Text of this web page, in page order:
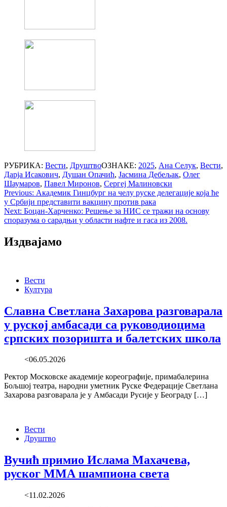
РУБРИКА: Вести, ДруштвоОЗНАКЕ: 2025, Ана Селук, Вести,
Дарја Исакович, Душан Опачић, Јасмина Дебељак, Олег
Шаумаров, Павел Миронов, Сергеј Малиновски
Post
navigation
Previous: Академик Гинцбург на челу руске делегације која ће
у Србији представити вакцину против рака
Next: Боцан-Харченко: Решење за НИС се тражи на основу
споразума о сарадњи у области нафте и гаса из 2008.
Издвајамо
Вести
Култура
Славна Светлана Захарова разговарала
у руској амбасади са руководиоцима
српских позоришта и балетских школа
<06.05.2026
Ректор Московске академије кореографије, примабалерина
Бољшој театра, народни уметник Руске Федерације Светлана
Захарова разговарала је у Амбасади Русије у Београду […]
Вести
Друштво
Вучић примио Ислама Махачева,
руског ММА шампиона света
<11.02.2026